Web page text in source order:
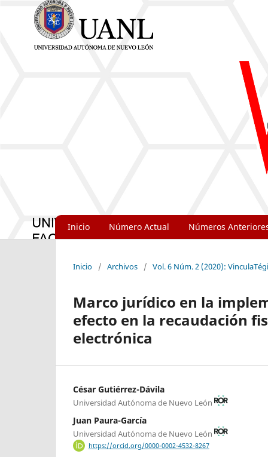
Inicio Número Actual Números
Inicio / Archivos / Vol. 6 Núm. 2 (2020):
Marco jurídico en la
efecto en la recaudación
electrónica
César Gutiérrez-Dávila
Universidad Autónoma de Nuevo León
Juan Paura-García
Universidad Autónoma de Nuevo León
https://orcid.org/0000-0002-4532-8267